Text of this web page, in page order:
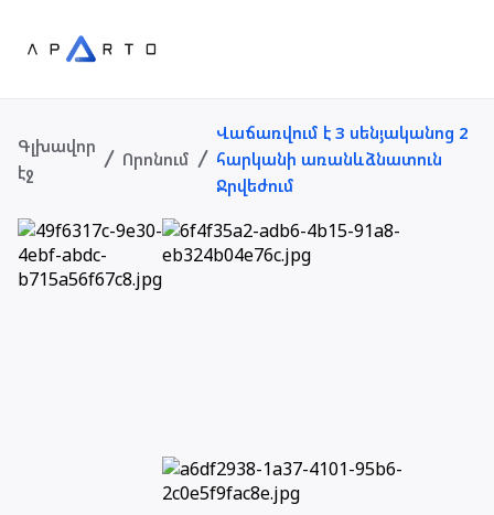
Գլխավոր
էջ
Որոնում
Վաճառվում է 3 սենյականոց 2
հարկանի առանևձնատուն
Ջրվեժում